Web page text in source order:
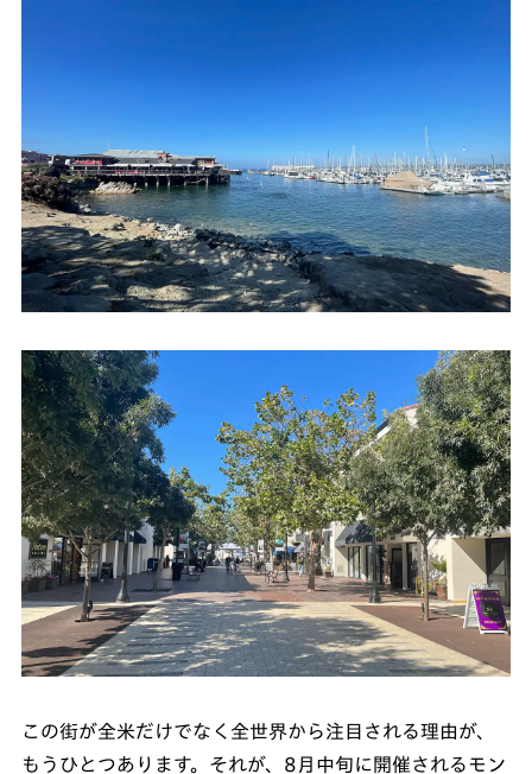
この街が全米だけでなく全世界から注目される理由が、
もうひとつあります。それが、8月中旬に開催されるモン